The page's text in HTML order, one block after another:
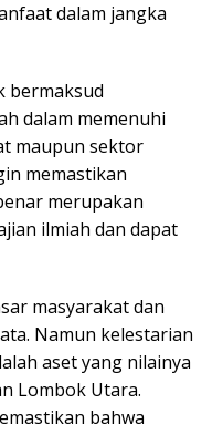
dalam jangka
bermaksud
dalam memenuhi
maupun sektor
memastikan
merupakan
ilmiah dan dapat
masyarakat dan
Namun kelestarian
aset yang nilainya
Lombok Utara.
bahwa